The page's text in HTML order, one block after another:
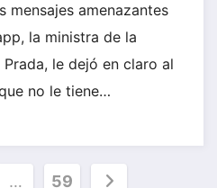
amenazantes
la ministra de la
le dejó en claro al
no le tiene…
… 59